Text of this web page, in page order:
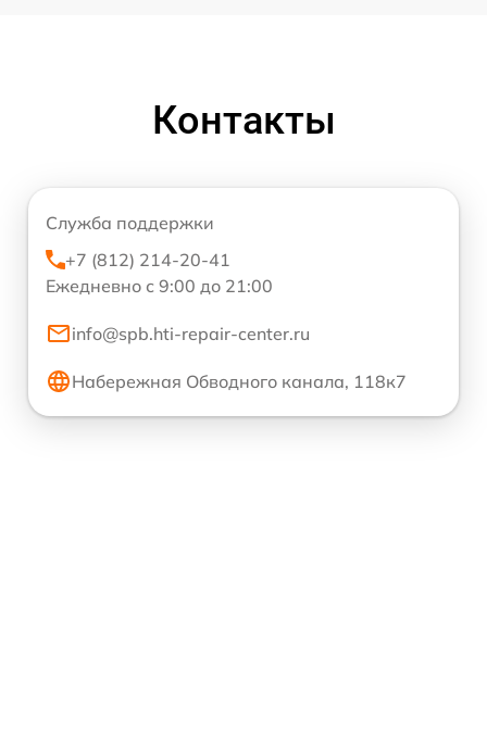
Контакты
Служба поддержки
+7 (812) 214-20-41
Ежедневно с 9:00 до 21:00
info@spb.hti-repair-center.ru
Набережная Обводного канала, 118к7